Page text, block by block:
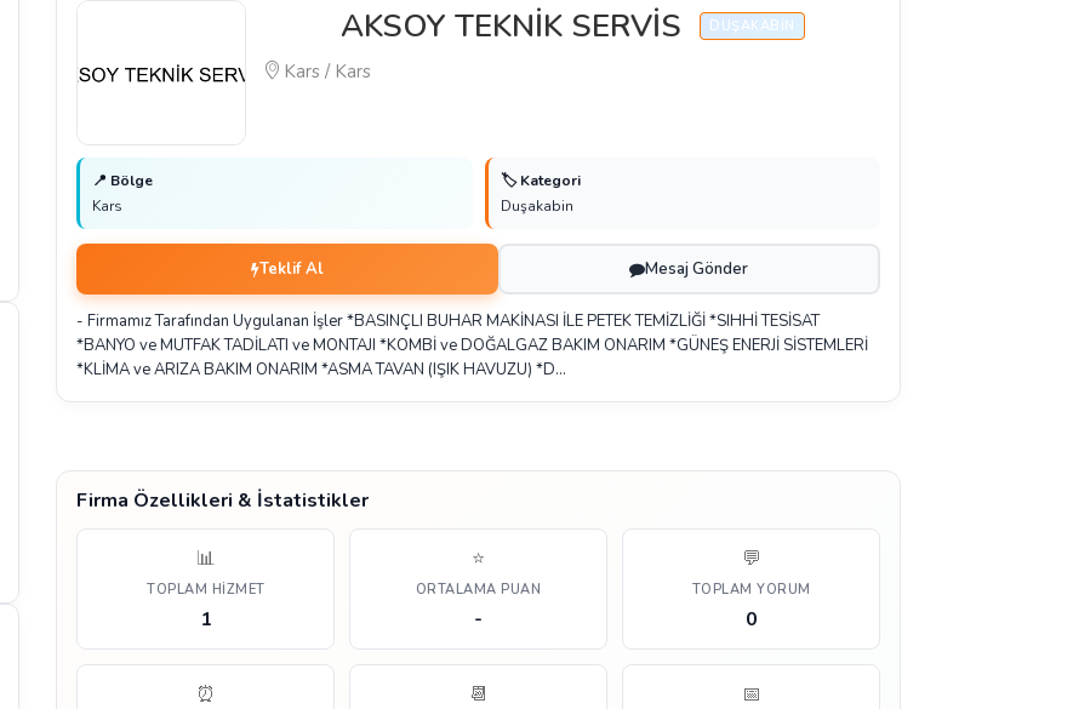
AKSOY TEKNİK SERVİS DUŞAKABIN
Kars / Kars
📍 Bölge
Kars
🏷️ Kategori
Duşakabin
Teklif Al Mesaj Gönder
- Firmamız Tarafından Uygulanan İşler *BASINÇLI BUHAR MAKİNASI İLE PETEK TEMİZLİĞİ *SIHHİ TESİSAT
*BANYO ve MUTFAK TADİLATI ve MONTAJI *KOMBİ ve DOĞALGAZ BAKIM ONARIM *GÜNEŞ ENERJİ SİSTEMLERİ
*KLİMA ve ARIZA BAKIM ONARIM *ASMA TAVAN (IŞIK HAVUZU) *D…
Firma Özellikleri & İstatistikler
📊
TOPLAM HIZMET
1
⭐
ORTALAMA PUAN
-
💬
TOPLAM YORUM
0
⏰ 📆 📅